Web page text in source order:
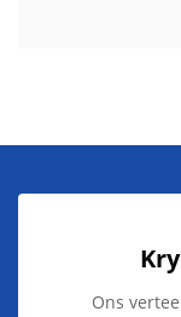
Ons